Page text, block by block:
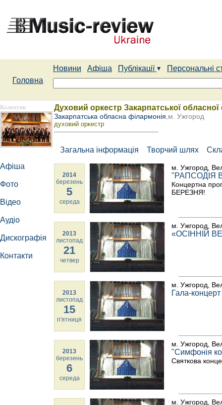
Новини Афіша Публікації
Персональні
Головна
Колектив
Афіша
Фото
Відео
Аудіо
Дискографія
Контакти
Духовий оркестр Закарпатської обласної
Закарпатська обласна філармонія ,м. Ужгород
духовий оркестр
Загальна інформація Творчий шлях
2014
березень
5
середа
м. Ужгород,
"РАПСОДІЯ
Концертна
БЕРЕЗНЯ!
2013
листопад
21
четвер
м. Ужгород,
«ОСІННІЙ
2013
листопад
15
п'ятниця
м. Ужгород,
Гала-
2013
березень
6
середа
м. Ужгород,
"Симфонія
Святкова
м. Ужгород,